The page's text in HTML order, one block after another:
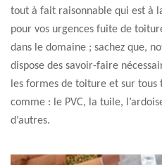
tout à fait raisonnable qui est à
pour vos urgences fuite de
dans le domaine ; sachez que,
dispose des savoir-faire
les formes de toiture et sur
comme : le PVC, la tuile,
d’autres.